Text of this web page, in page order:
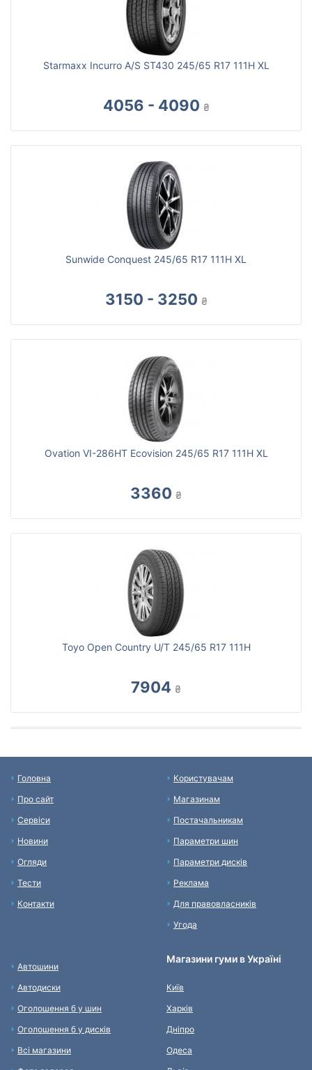
Starmaxx Incurro A/S ST430 245/65 R17 111H XL
4056 - 4090 ₴
Sunwide Conquest 245/65 R17 111H XL
3150 - 3250 ₴
Ovation VI-286HT Ecovision 245/65 R17 111H XL
3360 ₴
Toyo Open Country U/T 245/65 R17 111H
7904 ₴
Головна
Про сайт
Сервіси
Новини
Огляди
Тести
Контакти
Користувачам
Магазинам
Постачальникам
Параметри шин
Параметри дисків
Реклама
Для правовласників
Угода
Автошини
Автодиски
Оголошення б у шин
Оголошення б у дисків
Всі магазини
Магазини гуми в Україні
Київ
Харків
Дніпро
Одеса